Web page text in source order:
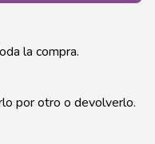
la compra.
por otro o devolverlo.